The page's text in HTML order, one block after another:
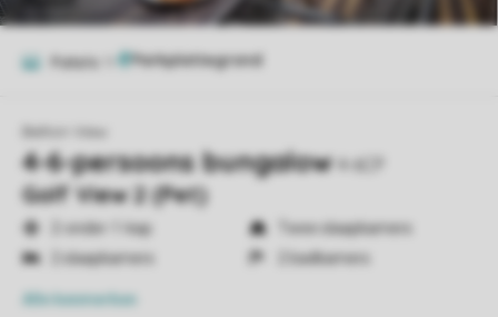
Foto's
Belton View
4-6-persoons bungalow
Golf View 2 (Pet)
2-onder-1-kap
Twee slaapkamers
2 slaapkamers
2 badkamers
Alle kenmerken